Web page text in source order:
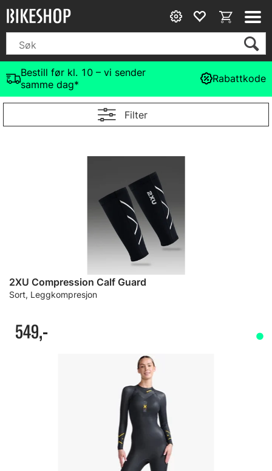
Bestill før kl. 10 – vi sender
samme dag*
Rabattkode
Filter
2XU Compression Calf Guard
Sort, Leggkompresjon
549,-